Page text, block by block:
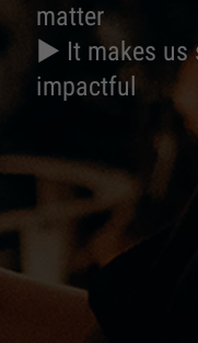
matter
► It makes us
impactful